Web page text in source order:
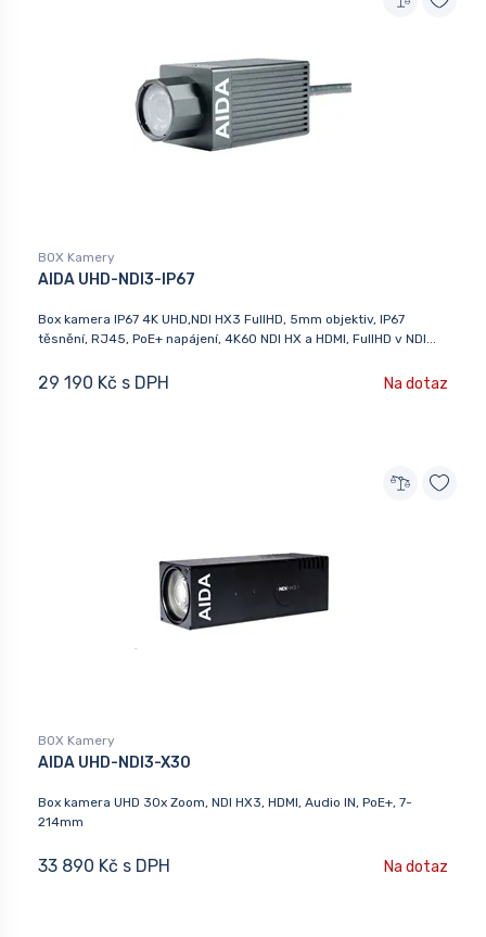
BOX Kamery
AIDA UHD-NDI3-IP67
Box kamera IP67 4K UHD,NDI HX3 FullHD, 5mm objektiv, IP67
těsnění, RJ45, PoE+ napájení, 4K60 NDI HX a HDMI, FullHD v NDI...
29 190 Kč s DPH Na dotaz
BOX Kamery
AIDA UHD-NDI3-X30
Box kamera UHD 30x Zoom, NDI HX3, HDMI, Audio IN, PoE+, 7-
214mm
33 890 Kč s DPH Na dotaz